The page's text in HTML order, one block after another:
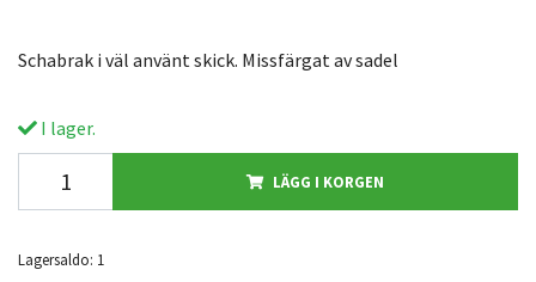
Schabrak i väl använt skick. Missfärgat av sadel
I lager.
LÄGG I KORGEN
Lagersaldo: 1